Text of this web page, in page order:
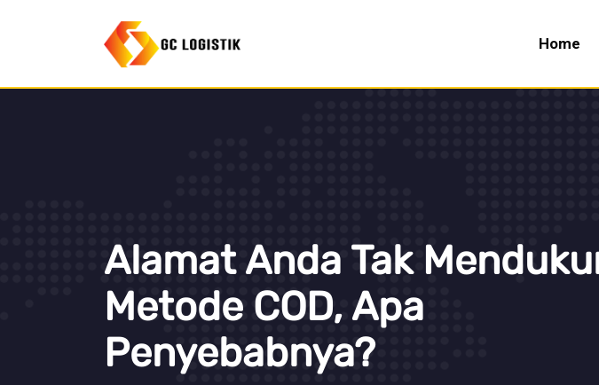
Home
Alamat Anda Tak
Metode COD, Apa
Penyebabnya?